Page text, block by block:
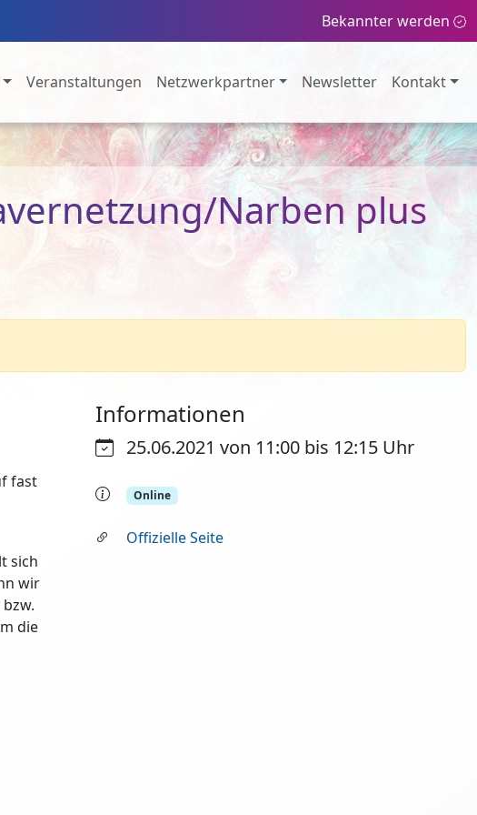
Bekannter werden
Veranstaltungen Netzwerkpartner Newsletter Kontakt
Narben plus
Informationen
25.06.2021 von 11:00 bis 12:15 Uhr
Online
Offizielle Seite
fast
sich
wir
die